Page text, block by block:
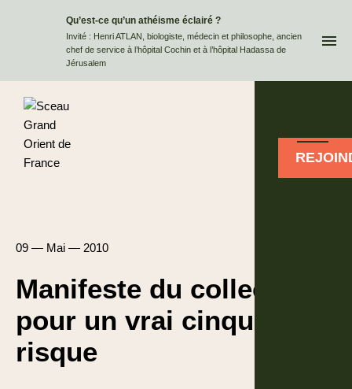
Qu’est-ce qu’un athéisme éclairé ?
Invité : Henri ATLAN, biologiste, médecin et philosophe, ancien
chef de service à l’hôpital Cochin et à l’hôpital Hadassa de
Jérusalem
09 — Mai — 2010
Manifeste du collectif
pour un vrai cinquième
risque